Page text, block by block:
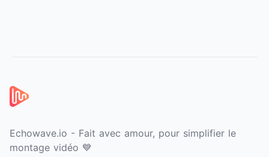
Echowave.io - Fait avec amour, pour simplifier le
montage vidéo 💙